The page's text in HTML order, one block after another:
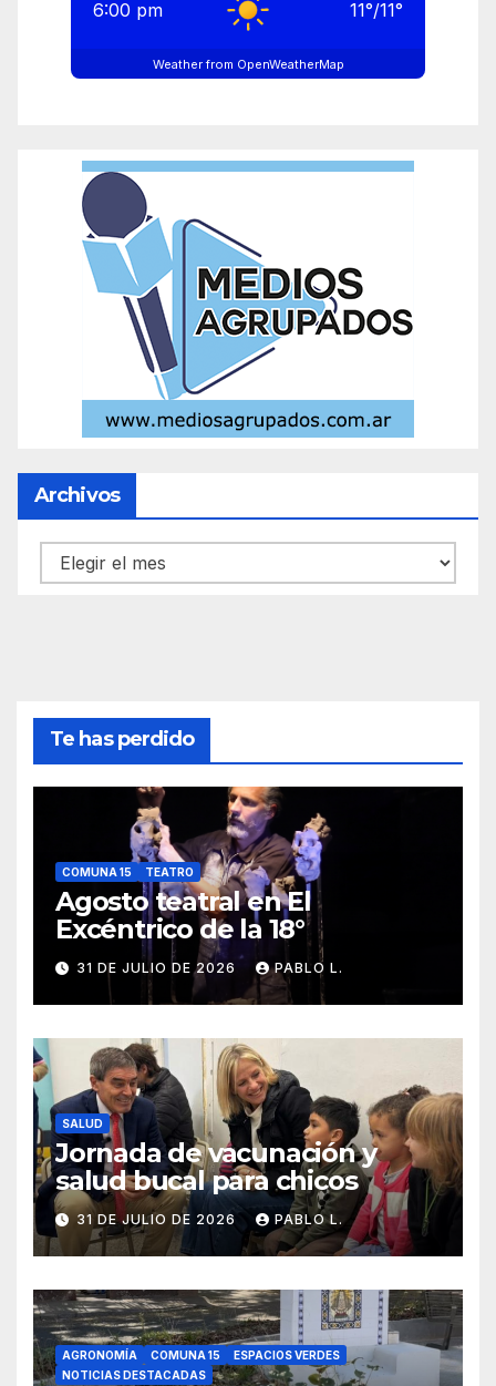
6:00 pm 11°/11°
Weather from OpenWeatherMap
Archivos
Archivos
Te has perdido
COMUNA 15 TEATRO
Agosto teatral en El
Excéntrico de la 18°
31 DE JULIO DE 2026 PABLO L.
SALUD
Jornada de vacunación y
salud bucal para chicos
31 DE JULIO DE 2026 PABLO L.
AGRONOMÍA COMUNA 15
ESPACIOS VERDES
NOTICIAS DESTACADAS